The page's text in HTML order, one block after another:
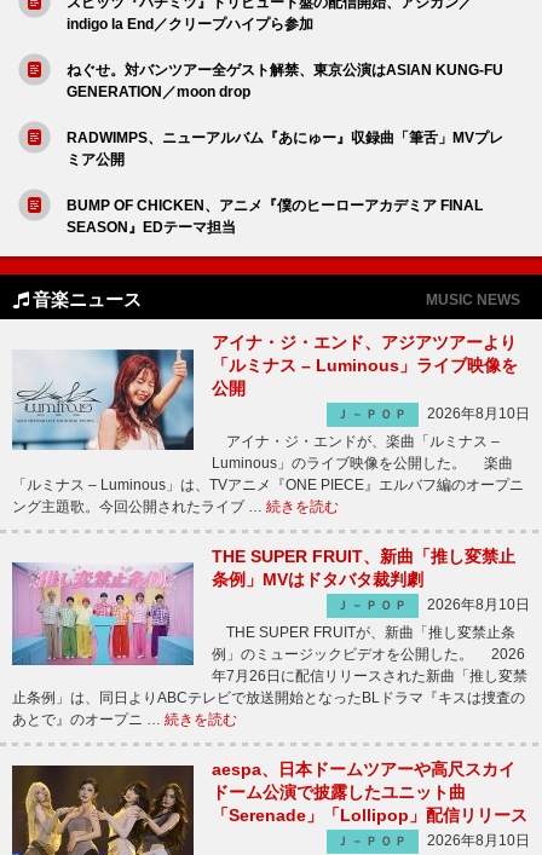
indigo la End／クリープハイプら参加
ねぐせ。対バンツアー全ゲスト解禁、東京公演はASIAN KUNG-FU
GENERATION／moon drop
RADWIMPS、ニューアルバム『あにゅー』収録曲「筆舌」MVプレ
ミア公開
BUMP OF CHICKEN、アニメ『僕のヒーローアカデミア FINAL
SEASON』EDテーマ担当
音楽ニュース MUSIC NEWS
アイナ・ジ・エンド、アジアツアーより
「ルミナス – Luminous」ライブ映像を
公開
Ｊ－ＰＯＰ
2026年8月10日
アイナ・ジ・エンドが、楽曲「ルミナス –
Luminous」のライブ映像を公開した。 楽曲
「ルミナス – Luminous」は、TVアニメ『ONE PIECE』エルバフ編のオープニ
ング主題歌。今回公開されたライブ … 続きを読む
THE SUPER FRUIT、新曲「推し変禁止
条例」MVはドタバタ裁判劇
Ｊ－ＰＯＰ
2026年8月10日
THE SUPER FRUITが、新曲「推し変禁止条
例」のミュージックビデオを公開した。 2026
年7月26日に配信リリースされた新曲「推し変禁
止条例」は、同日よりABCテレビで放送開始となったBLドラマ『キスは捜査の
あとで』のオープニ … 続きを読む
aespa、日本ドームツアーや高尺スカイ
ドーム公演で披露したユニット曲
「Serenade」「Lollipop」配信リリース
Ｊ－ＰＯＰ
2026年8月10日